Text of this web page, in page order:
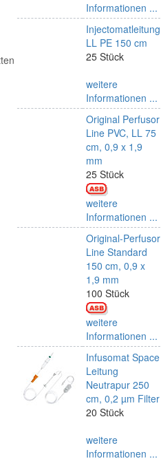
Informationen ...
Injectomatleitung
LL PE 150 cm
25 Stück
weitere
Informationen ...
Original Perfusor
Line PVC, LL 75
cm, 0,9 x 1,9
mm
25 Stück
weitere
Informationen ...
Original-Perfusor
Line Standard
150 cm, 0,9 x
1,9 mm
100 Stück
weitere
Informationen ...
Infusomat Space
Leitung
Neutrapur 250
cm, 0,2 µm Filter
20 Stück
weitere
Informationen ...